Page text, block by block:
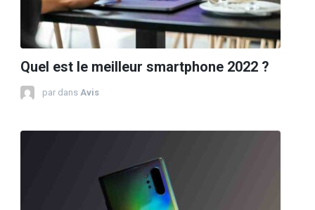
Quel est le meilleur smartphone 2022 ?
par dans Avis